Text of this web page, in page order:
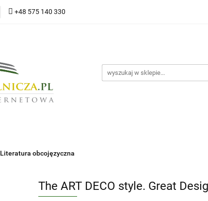
+48 575 140 330
Literatura obcojęzyczna
The ART DECO style. Great